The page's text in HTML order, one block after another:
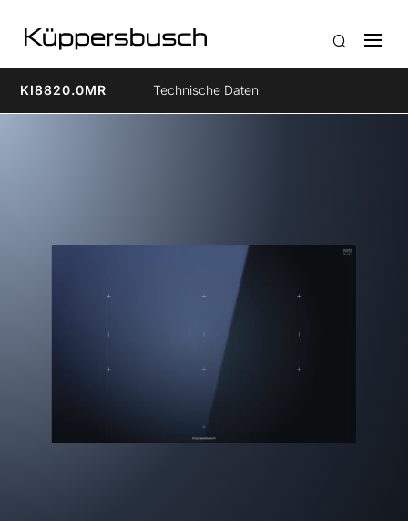
KI8820.0MR Technische Daten